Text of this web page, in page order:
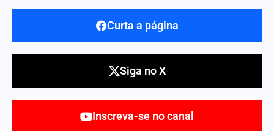
Curta a página
Siga no X
Inscreva-se no canal